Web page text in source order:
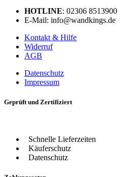
HOTLINE: 02306 8513900
E-Mail: info@wandkings.de
Kontakt & Hilfe
Widerruf
AGB
Datenschutz
Impressum
Geprüft und Zertifiziert
Schnelle Lieferzeiten
Käuferschutz
Datenschutz